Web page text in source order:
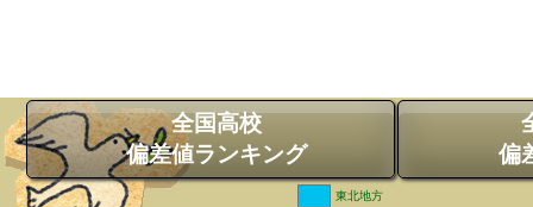
全国高校
偏差値ランキング
偏
東北地方